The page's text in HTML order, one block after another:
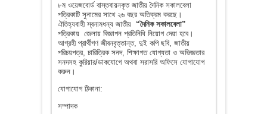
৮ম ওয়েজবোর্ড বাস্তবায়নকৃত জাতীয় দৈনিক সকালবেলা
পত্রিকাটি সুনামের সাথে ২৬ বছর অতিক্রম করছে।
ঐতিহ্যবাহী স্বনামধন্য জাতীয় “দৈনিক সকালবেলা”
পত্রিকায় জেলায় বিজ্ঞাপন প্রতিনিধি নিয়োগ দেয়া হবে।
আগ্রহী প্রার্থীগণ জীবনবৃত্তান্ত, দুই কপি ছবি, জাতীয়
পরিচয়পত্র, চারিত্রিক সনদ, শিক্ষাগত যোগ্যতা ও অভিজ্ঞতার
সনদসহ কুরিয়ার/ডাকযোগে অথবা সরাসরি অফিসে যোগাযোগ
করুন।
যোগাযোগ ঠিকানা:
সম্পাদক